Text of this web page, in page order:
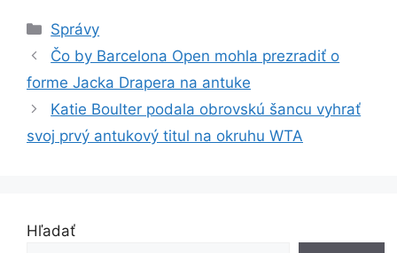
Kategórie
Správy
Čo by Barcelona Open mohla prezradiť o
forme Jacka Drapera na antuke
Katie Boulter podala obrovskú šancu vyhrať
svoj prvý antukový titul na okruhu WTA
Hľadať